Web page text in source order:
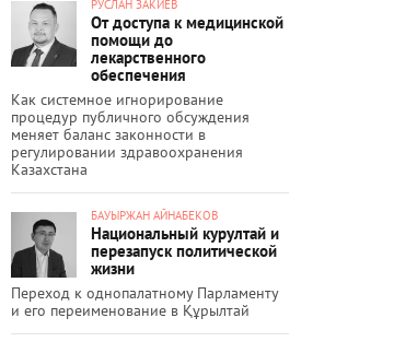
РУСЛАН ЗАКИЕВ
От доступа к медицинской
помощи до
лекарственного
обеспечения
Как системное игнорирование
процедур публичного обсуждения
меняет баланс законности в
регулировании здравоохранения
Казахстана
БАУЫРЖАН АЙНАБЕКОВ
Национальный курултай и
перезапуск политической
жизни
Переход к однопалатному Парламенту
и его переименование в Құрылтай